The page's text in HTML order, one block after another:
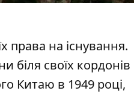
права на існування.
біля своїх кордонів
Китаю в 1949 році,